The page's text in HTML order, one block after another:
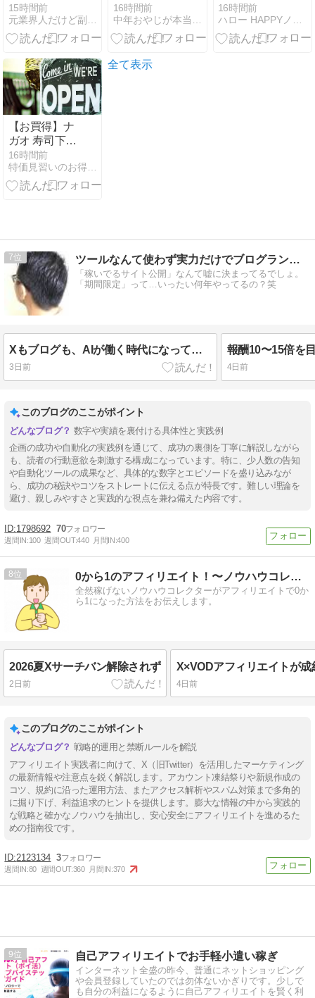
ないと評判の
ECサイト運営
の実態と被害
15時間前
告
16時間前
単な習慣”
16時間前
【お買得】ナ
ガオ 寿司下駄
とびだせ おす
し ダブルエン
ボス加工 CH-
イムセール】
16時間前
特価見習いのお得情報マルシェ
全て表示
7 ツールなんて使わず実力だけでブログランキング上位維持してます
「稼いでるサイト公開」なんて嘘に決まってるでしょ。
「期間限定」って…いったい何年やってるの？笑
Xもブログも、AIが働く時代になってきました。
3日前 4日前
このブログのここがポイント
数字や実績を裏付ける具体性と実践例
企画の成功や自動化の実践例を通じて、成功の裏側を丁寧に解説しながら
も、読者の行動意欲を刺激する構成になっています。特に、少人数の告知
や自動化ツールの成果など、具体的な数字とエピソードを盛り込みなが
ら、成功の秘訣やコツをストレートに伝える点が特長です。難しい理論を
避け、親しみやすさと実践的な視点を兼ね備えた内容です。
1798692 70
週間IN:100 週間OUT:440 月間IN:400
8 0から1のアフィリエイト！〜ノウハウコレクター脱出〜
全然稼げないノウハウコレクターがアフィリエイトで0か
ら1になった方法をお伝えします。
2026夏Xサーチバン解除されず
2日前 4日前
このブログのここがポイント
戦略的運用と禁断ルールを解説
アフィリエイト実践者に向けて、X（旧Twitter）を活用したマーケティング
の最新情報や注意点を鋭く解説します。アカウント凍結祭りや新規作成の
コツ、規約に沿った運用方法、またアクセス解析やスパム対策まで多角的
に掘り下げ、利益追求のヒントを提供します。膨大な情報の中から実践的
な戦略と確かなノウハウを抽出し、安心安全にアフィリエイトを進めるた
めの指南役です。
2123134 3
週間IN:80 週間OUT:360 月間IN:370
9 自己アフィリエイトでお手軽小遣い稼ぎ
インターネット全盛の昨今、普通にネットショッピング
や会員登録していたのでは勿体ないかぎりです。少しで
も自分の利益になるように自己アフィリエイトを賢く利